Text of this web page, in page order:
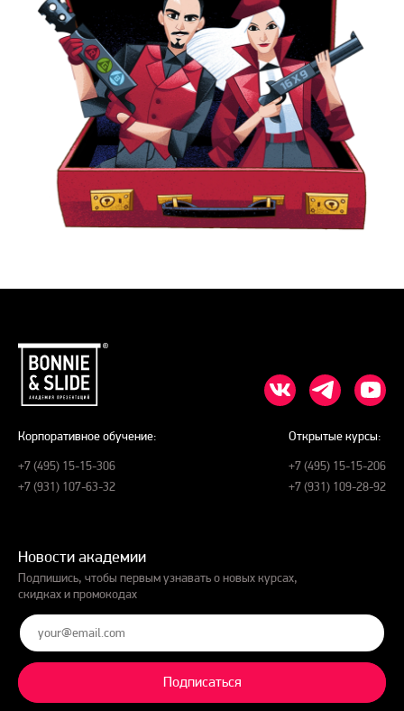
Корпоративное обучение:
+7 (495) 15-15-306
+7 (931) 107-63-32
Открытые курсы:
+7 (495) 15-15-206
+7 (931) 109-28-92
Новости академии
Подпишись, чтобы первым узнавать о новых курсах,
скидках и промокодах
Подписаться